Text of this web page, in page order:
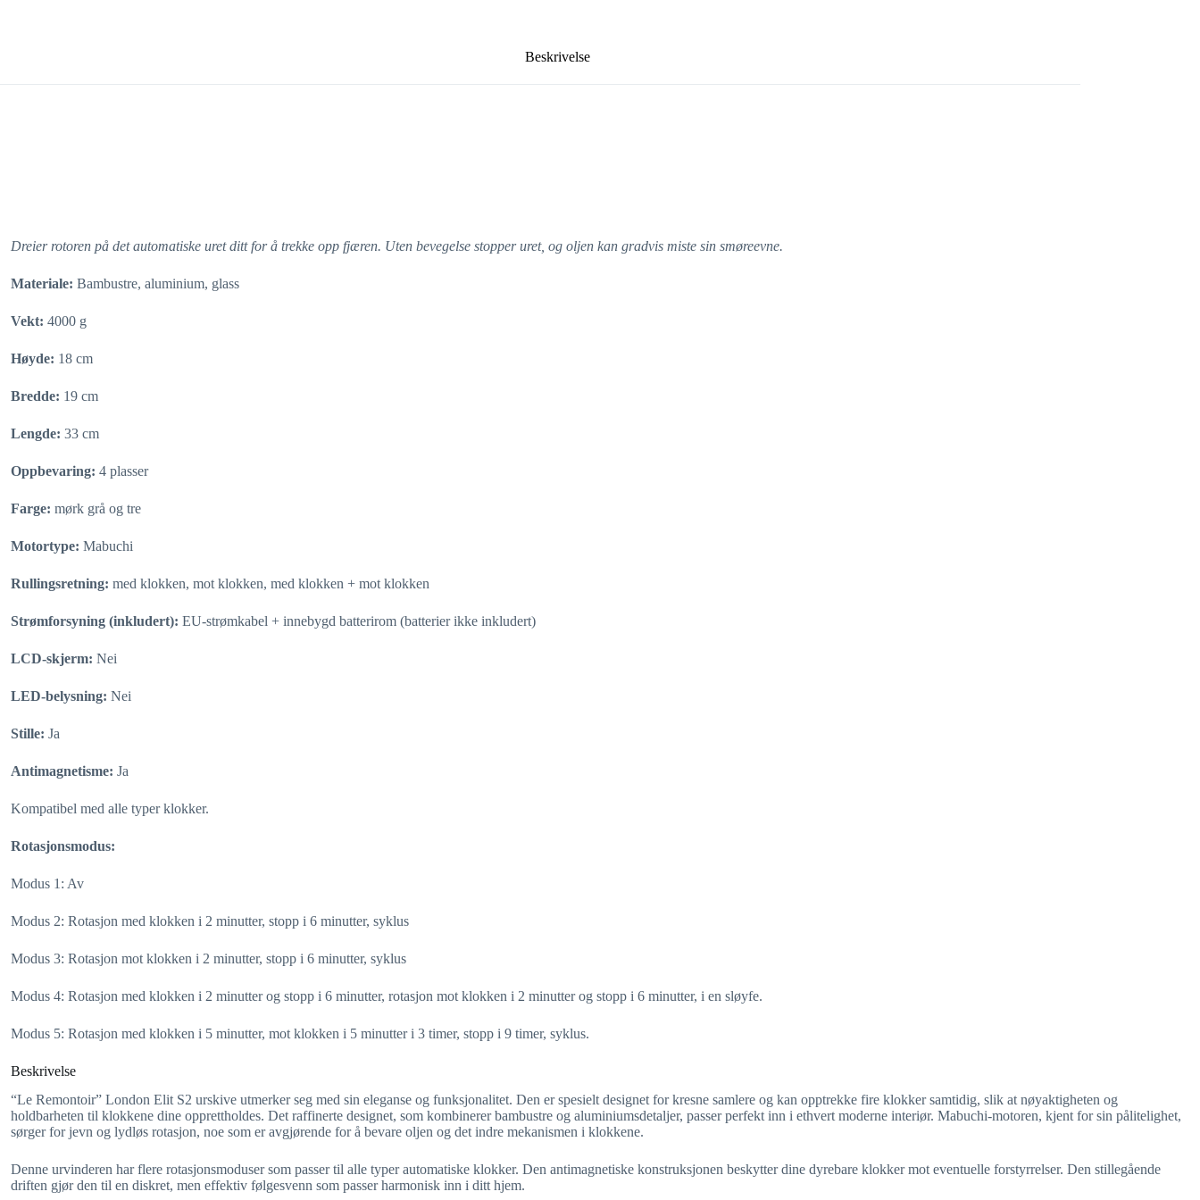
Beskrivelse
Dreier rotoren på det automatiske uret ditt for å trekke opp fjæren. Uten bevegelse stopper uret, og oljen kan gradvis miste sin smøreevne.
Materiale: Bambustre, aluminium, glass
Vekt: 4000 g
Høyde: 18 cm
Bredde: 19 cm
Lengde: 33 cm
Oppbevaring: 4 plasser
Farge: mørk grå og tre
Motortype: Mabuchi
Rullingsretning: med klokken, mot klokken, med klokken + mot klokken
Strømforsyning (inkludert): EU-strømkabel + innebygd batterirom (batterier ikke inkludert)
LCD-skjerm: Nei
LED-belysning: Nei
Stille: Ja
Antimagnetisme: Ja
Kompatibel med alle typer klokker.
Rotasjonsmodus:
Modus 1: Av
Modus 2: Rotasjon med klokken i 2 minutter, stopp i 6 minutter, syklus
Modus 3: Rotasjon mot klokken i 2 minutter, stopp i 6 minutter, syklus
Modus 4: Rotasjon med klokken i 2 minutter og stopp i 6 minutter, rotasjon mot klokken i 2 minutter og stopp i 6 minutter, i en sløyfe.
Modus 5: Rotasjon med klokken i 5 minutter, mot klokken i 5 minutter i 3 timer, stopp i 9 timer, syklus.
Beskrivelse
“Le Remontoir” London Elit S2 urskive utmerker seg med sin eleganse og funksjonalitet. Den er spesielt designet for kresne samlere og kan opptrekke fire klokker samtidig, slik at nøyaktigheten og
holdbarheten til klokkene dine opprettholdes. Det raffinerte designet, som kombinerer bambustre og aluminiumsdetaljer, passer perfekt inn i ethvert moderne interiør. Mabuchi-motoren, kjent for sin pålitelighet,
sørger for jevn og lydløs rotasjon, noe som er avgjørende for å bevare oljen og det indre mekanismen i klokkene.
Denne urvinderen har flere rotasjonsmoduser som passer til alle typer automatiske klokker. Den antimagnetiske konstruksjonen beskytter dine dyrebare klokker mot eventuelle forstyrrelser. Den stillegående
driften gjør den til en diskret, men effektiv følgesvenn som passer harmonisk inn i ditt hjem.